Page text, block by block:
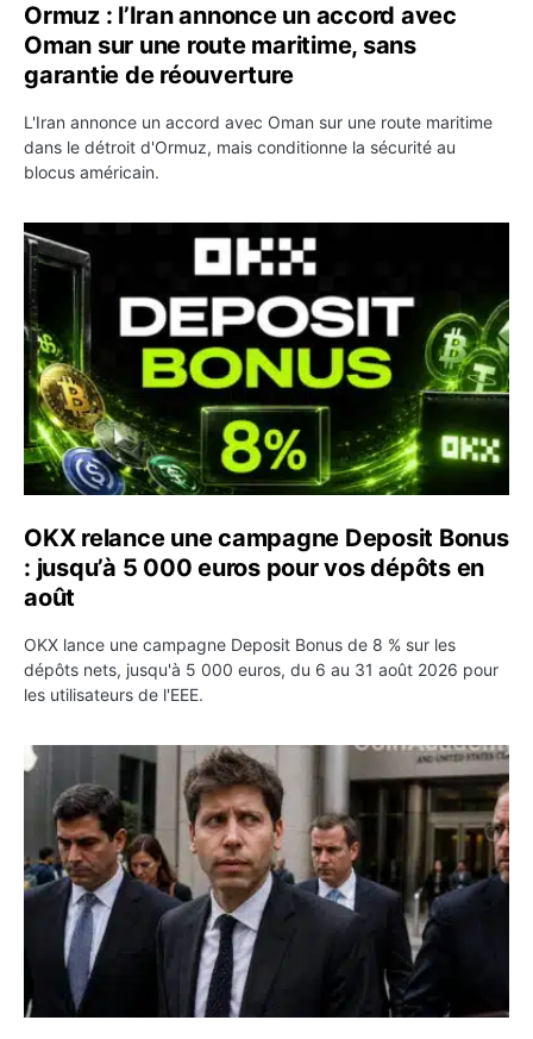
Ormuz : l’Iran annonce un accord avec
Oman sur une route maritime, sans
garantie de réouverture
L'Iran annonce un accord avec Oman sur une route maritime
dans le détroit d'Ormuz, mais conditionne la sécurité au
blocus américain.
OKX relance une campagne Deposit Bonus : jusqu’à 5
OKX relance une campagne Deposit Bonus
: jusqu’à 5 000 euros pour vos dépôts en
août
OKX lance une campagne Deposit Bonus de 8 % sur les
dépôts nets, jusqu'à 5 000 euros, du 6 au 31 août 2026 pour
les utilisateurs de l'EEE.
OpenAI demande le rejet de la plainte d’Apple et